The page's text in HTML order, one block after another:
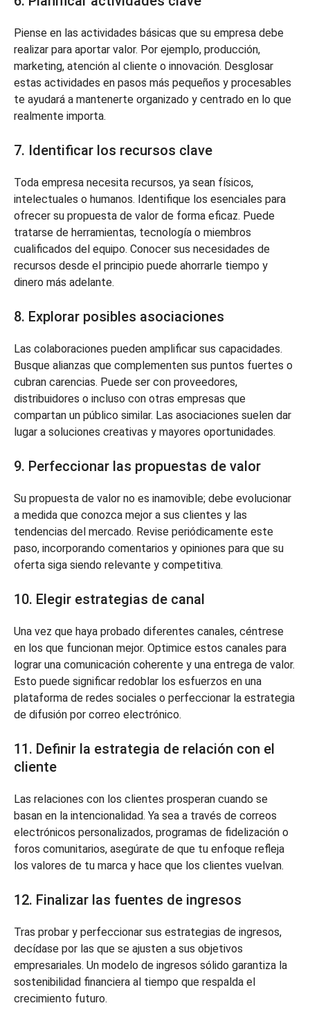
Piense en las actividades básicas que su empresa debe
realizar para aportar valor. Por ejemplo, producción,
marketing, atención al cliente o innovación. Desglosar
estas actividades en pasos más pequeños y procesables
te ayudará a mantenerte organizado y centrado en lo que
realmente importa.
7. Identificar los recursos clave
Toda empresa necesita recursos, ya sean físicos,
intelectuales o humanos. Identifique los esenciales para
ofrecer su propuesta de valor de forma eficaz. Puede
tratarse de herramientas, tecnología o miembros
cualificados del equipo. Conocer sus necesidades de
recursos desde el principio puede ahorrarle tiempo y
dinero más adelante.
8. Explorar posibles asociaciones
Las colaboraciones pueden amplificar sus capacidades.
Busque alianzas que complementen sus puntos fuertes o
cubran carencias. Puede ser con proveedores,
distribuidores o incluso con otras empresas que
compartan un público similar. Las asociaciones suelen dar
lugar a soluciones creativas y mayores oportunidades.
9. Perfeccionar las propuestas de valor
Su propuesta de valor no es inamovible; debe evolucionar
a medida que conozca mejor a sus clientes y las
tendencias del mercado. Revise periódicamente este
paso, incorporando comentarios y opiniones para que su
oferta siga siendo relevante y competitiva.
10. Elegir estrategias de canal
Una vez que haya probado diferentes canales, céntrese
en los que funcionan mejor. Optimice estos canales para
lograr una comunicación coherente y una entrega de valor.
Esto puede significar redoblar los esfuerzos en una
plataforma de redes sociales o perfeccionar la estrategia
de difusión por correo electrónico.
11. Definir la estrategia de relación con el
cliente
Las relaciones con los clientes prosperan cuando se
basan en la intencionalidad. Ya sea a través de correos
electrónicos personalizados, programas de fidelización o
foros comunitarios, asegúrate de que tu enfoque refleja
los valores de tu marca y hace que los clientes vuelvan.
12. Finalizar las fuentes de ingresos
Tras probar y perfeccionar sus estrategias de ingresos,
decídase por las que se ajusten a sus objetivos
empresariales. Un modelo de ingresos sólido garantiza la
sostenibilidad financiera al tiempo que respalda el
crecimiento futuro.